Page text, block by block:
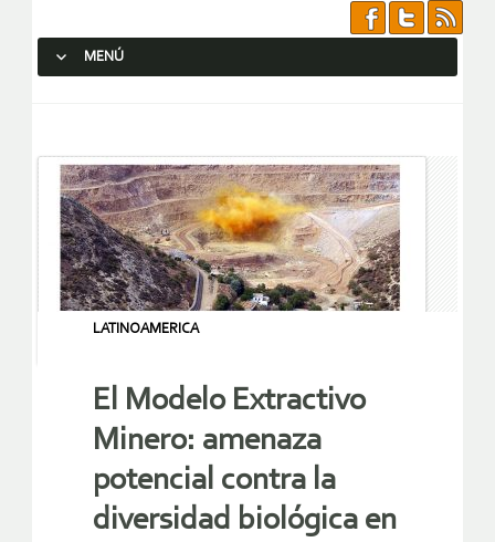
MENÚ
LATINOAMERICA
El Modelo Extractivo
Minero: amenaza
potencial contra la
diversidad biológica en